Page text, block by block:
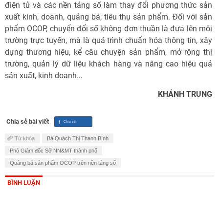
điện tử và các nền tảng số làm thay đổi phương thức sản
xuất kinh, doanh, quảng bá, tiêu thụ sản phẩm. Đối với sản
phẩm OCOP, chuyển đổi số không đơn thuần là đưa lên môi
trường trực tuyến, mà là quá trình chuẩn hóa thông tin, xây
dựng thương hiệu, kể câu chuyện sản phẩm, mở rộng thị
trường, quản lý dữ liệu khách hàng và nâng cao hiệu quả
sản xuất, kinh doanh...
KHÁNH TRUNG
Chia sẻ bài viết
Từ khóa Bà Quách Thị Thanh Bình
Phó Giám đốc Sở NN&MT thành phố
Quảng bá sản phẩm OCOP trên nền tảng số
BÌNH LUẬN